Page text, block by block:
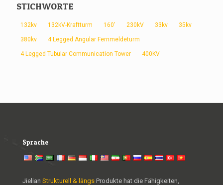
STICHWORTE
132kv 132kV-Kraftturm 160' 230kV 33kv 35kv
380kv 4 Legged Angular Fernmeldeturm
4 Legged Tubular Communication Tower 400KV
Sprache
Jielian Strukturell & längs Produkte hat die Fähigkeiten,